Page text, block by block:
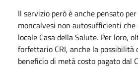
Il servizio però è anche pensato
moncalvesi non autosufficienti che
locale Casa della Salute. Per loro,
forfettario CRI, anche la possibilità
beneficio di metà costo pagato dal